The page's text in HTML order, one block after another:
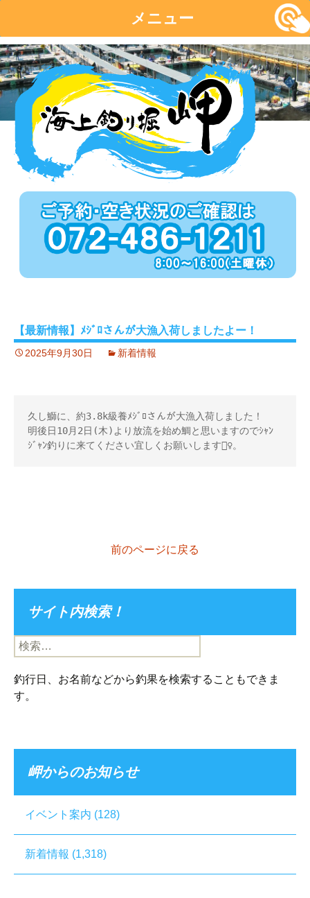
メニュー
コ
ン
テ
ン
【最新情報】ﾒｼﾞﾛさんが大漁入荷しましたよー！
2025年9月30日 新着情報
久し鰤に、約3.8k級養ﾒｼﾞﾛさんが大漁入荷しました！
明後日10月2日(木)より放流を始め鯛と思いますのでｼｬﾝ
ｼﾞｬﾝ釣りに来てください宜しくお願いします🙇‍♀️。
前のページに戻る
サイト内検索！
検
索:
釣行日、お名前などから釣果を検索することもできま
す。
岬からのお知らせ
イベント案内 (128)
新着情報 (1,318)